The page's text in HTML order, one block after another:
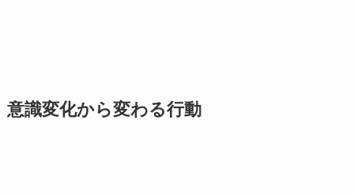
意識変化から変わる行動